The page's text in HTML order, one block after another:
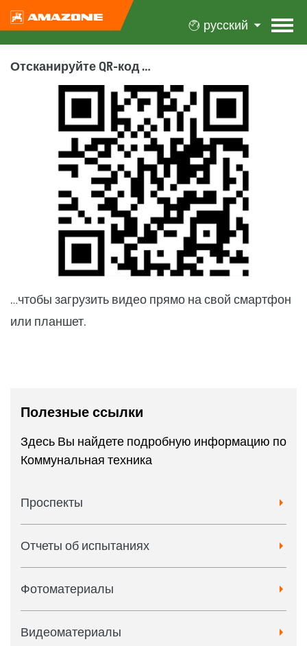
русский
Отсканируйте QR-код …
…чтобы загрузить видео прямо на свой смартфон
или планшет.
Полезные ссылки
Здесь Вы найдете подробную информацию по
Коммунальная техника
Проспекты
Отчеты об испытаниях
Фотоматериалы
Видеоматериалы